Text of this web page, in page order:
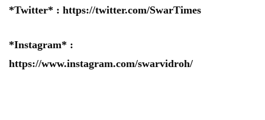
*Twitter* : https://twitter.com/SwarTimes
*Instagram* :
https://www.instagram.com/swarvidroh/